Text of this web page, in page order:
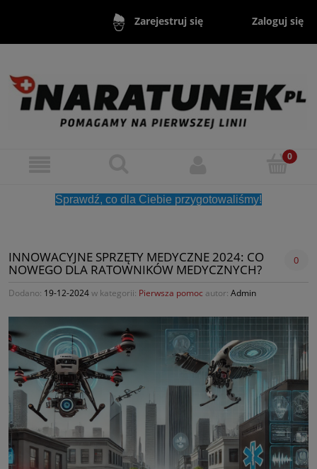
Zarejestruj się Zaloguj się
Sprawdź, co dla Ciebie przygotowaliśmy!
INNOWACYJNE SPRZĘTY MEDYCZNE 2024: CO
NOWEGO DLA RATOWNIKÓW MEDYCZNYCH?
0
Dodano: 19-12-2024w kategorii: Pierwsza pomoc autor: Admin